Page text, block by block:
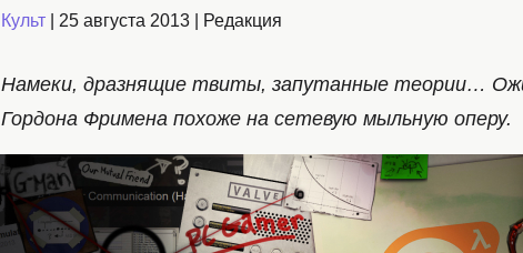
Культ 25 августа 2013 Редакция
Намеки, дразнящие твиты, запутанные теории…
Гордона Фримена похоже на сетевую мыльную оперу.